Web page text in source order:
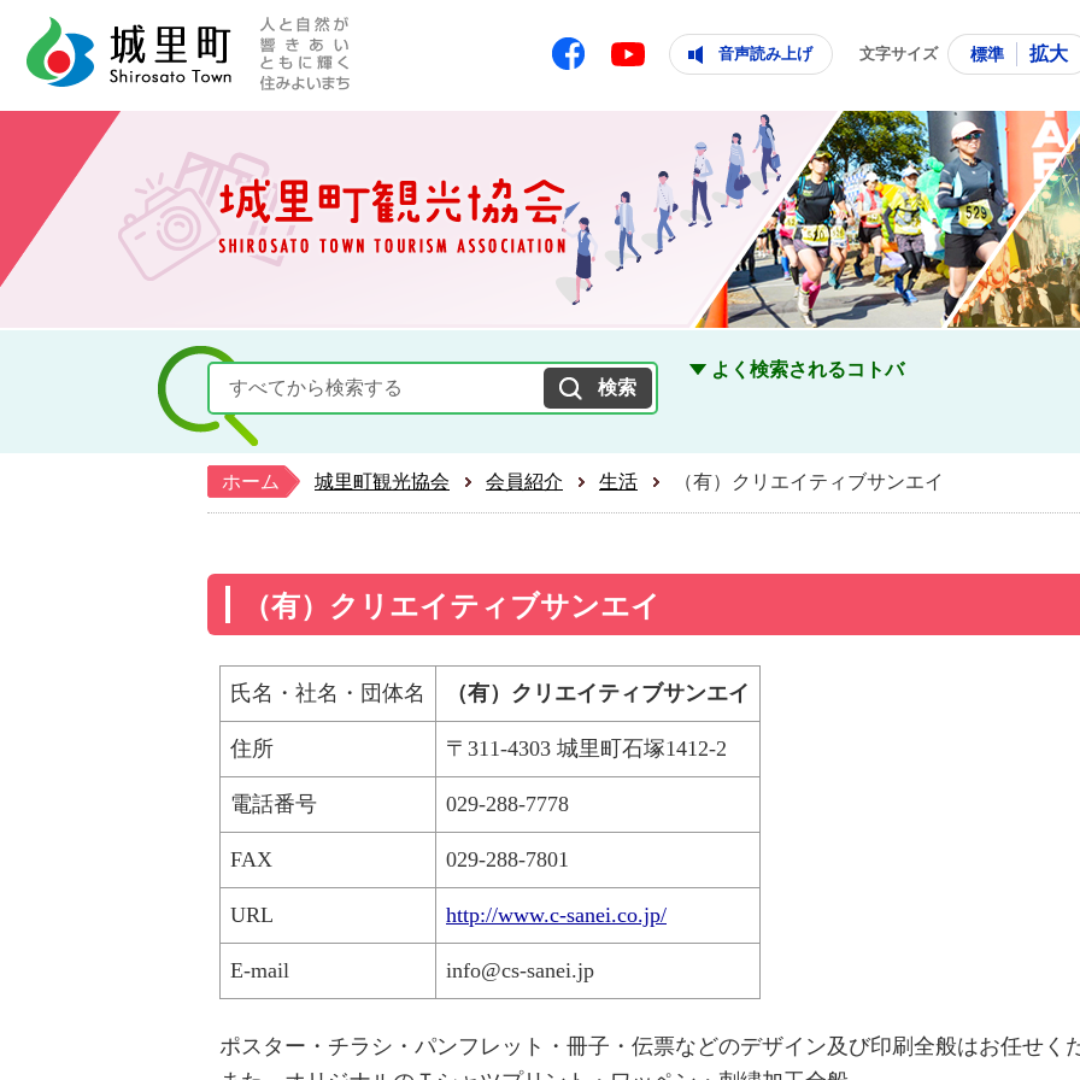
人と自然が響きあいともに輝く住みよいまち
Facebook Youtube 音声読み上げ 文字サイズ 標準 拡大
よく検索されるコトバ
ホーム 城里町観光協会 会員紹介 生活 （有）クリエイティブサンエイ
（有）クリエイティブサンエイ
氏名・社名・団体名 （有）クリエイティブサンエイ
住所 〒311-4303 城里町石塚1412-2
電話番号 029-288-7778
FAX 029-288-7801
URL http://www.c-sanei.co.jp/
E-mail info@cs-sanei.jp
ポスター・チラシ・パンフレット・冊子・伝票などのデザイン及び印刷全般はお任せく